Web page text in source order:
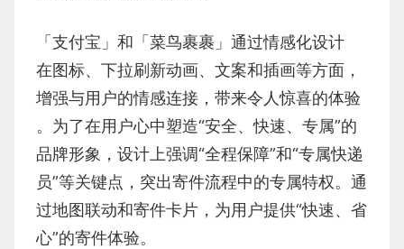
「支付宝」和「菜鸟裹裹」通过情感化设计
在图标、下拉刷新动画、文案和插画等方面，
增强与用户的情感连接，带来令人惊喜的体验
。为了在用户心中塑造“安全、快速、专属”的
品牌形象，设计上强调“全程保障”和“专属快递
员”等关键点，突出寄件流程中的专属特权。通
过地图联动和寄件卡片，为用户提供“快速、省
心”的寄件体验。